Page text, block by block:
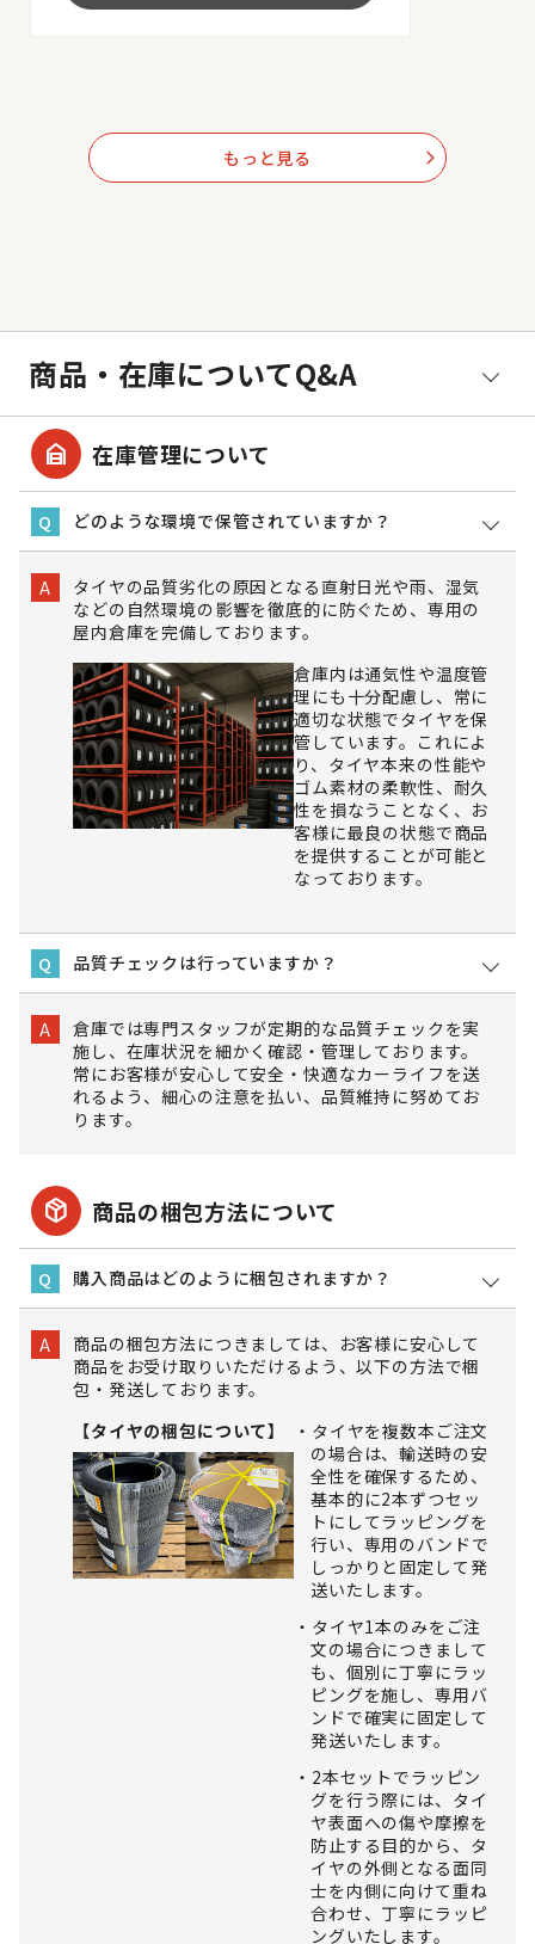
もっと見る arrow_forward_ios
商品・在庫についてQ&A
garage_home 在庫管理について
Q どのような環境で保管されていますか？
A
タイヤの品質劣化の原因となる直射日光や雨、湿気
などの自然環境の影響を徹底的に防ぐため、専用の
屋内倉庫を完備しております。
倉庫内は通気性や温度管
理にも十分配慮し、常に
適切な状態でタイヤを保
管しています。これによ
り、タイヤ本来の性能や
ゴム素材の柔軟性、耐久
性を損なうことなく、お
客様に最良の状態で商品
を提供することが可能と
なっております。
Q 品質チェックは行っていますか？
A
倉庫では専門スタッフが定期的な品質チェックを実
施し、在庫状況を細かく確認・管理しております。
常にお客様が安心して安全・快適なカーライフを送
れるよう、細心の注意を払い、品質維持に努めてお
ります。
package_2 商品の梱包方法について
Q 購入商品はどのように梱包されますか？
A
商品の梱包方法につきましては、お客様に安心して
商品をお受け取りいただけるよう、以下の方法で梱
包・発送しております。
【タイヤの梱包について】
タイヤを複数本ご注文
の場合は、輸送時の安
全性を確保するため、
基本的に2本ずつセッ
トにしてラッピングを
行い、専用のバンドで
しっかりと固定して発
送いたします。
タイヤ1本のみをご注
文の場合につきまして
も、個別に丁寧にラッ
ピングを施し、専用バ
ンドで確実に固定して
発送いたします。
2本セットでラッピン
グを行う際には、タイ
ヤ表面への傷や摩擦を
防止する目的から、タ
イヤの外側となる面同
士を内側に向けて重ね
合わせ、丁寧にラッピ
ングいたします。